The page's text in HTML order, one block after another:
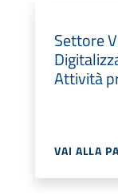
Settore
Attività
VAI ALLA